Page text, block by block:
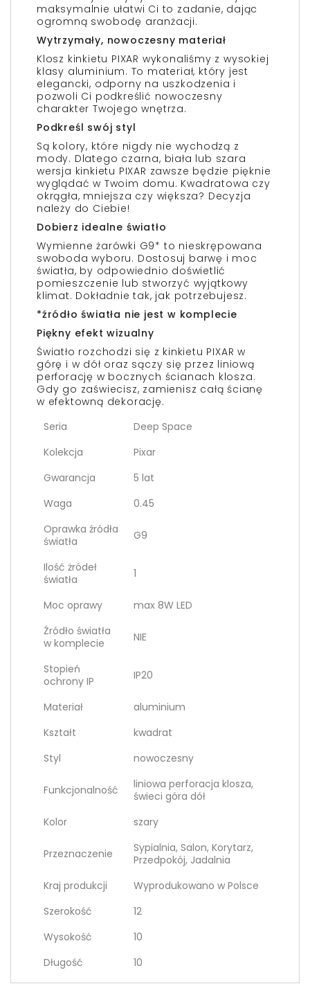
maksymalnie ułatwi Ci to zadanie, dając
ogromną swobodę aranżacji.
Wytrzymały, nowoczesny materiał
Klosz kinkietu PIXAR wykonaliśmy z wysokiej
klasy aluminium. To materiał, który jest
elegancki, odporny na uszkodzenia i
pozwoli Ci podkreślić nowoczesny
charakter Twojego wnętrza.
Podkreśl swój styl
Są kolory, które nigdy nie wychodzą z
mody. Dlatego czarna, biała lub szara
wersja kinkietu PIXAR zawsze będzie pięknie
wyglądać w Twoim domu. Kwadratowa czy
okrągła, mniejsza czy większa? Decyzja
należy do Ciebie!
Dobierz idealne światło
Wymienne żarówki G9* to nieskrępowana
swoboda wyboru. Dostosuj barwę i moc
światła, by odpowiednio doświetlić
pomieszczenie lub stworzyć wyjątkowy
klimat. Dokładnie tak, jak potrzebujesz.
*źródło światła nie jest w komplecie
Piękny efekt wizualny
Światło rozchodzi się z kinkietu PIXAR w
górę i w dół oraz sączy się przez liniową
perforację w bocznych ścianach klosza.
Gdy go zaświecisz, zamienisz całą ścianę
w efektowną dekorację.
Seria
Deep Space
Kolekcja
Pixar
Gwarancja
5 lat
Waga
0.45
Oprawka źródła
światła
G9
Ilość żródeł
światła
1
Moc oprawy
max 8W LED
Źródło światła
w komplecie
NIE
Stopień
ochrony IP
IP20
Materiał
aluminium
Kształt
kwadrat
Styl
nowoczesny
Funkcjonalność
liniowa perforacja klosza,
świeci góra dół
Kolor
szary
Przeznaczenie
Sypialnia, Salon, Korytarz,
Przedpokój, Jadalnia
Kraj produkcji
Wyprodukowano w Polsce
Szerokość
12
Wysokość
10
Długość
10